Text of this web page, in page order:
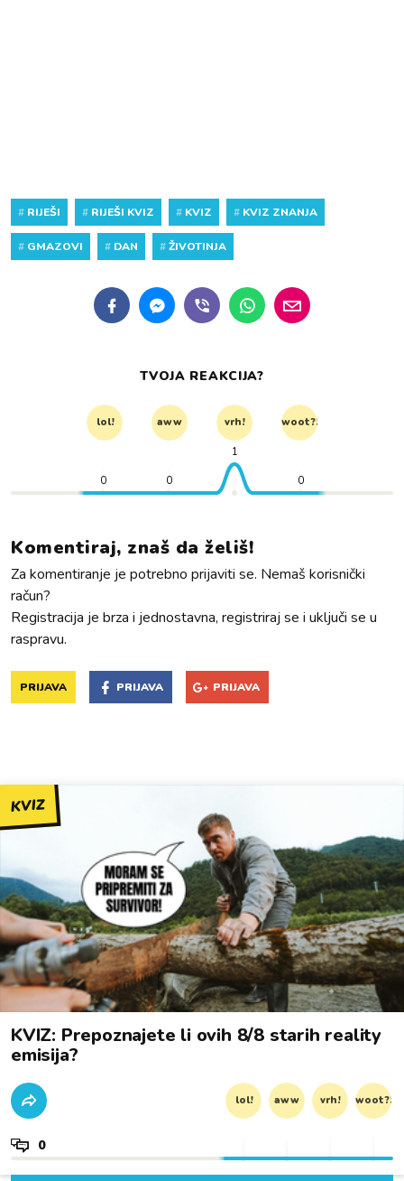
# RIJEŠI # RIJEŠI KVIZ # KVIZ # KVIZ ZNANJA
# GMAZOVI # DAN #ŽIVOTINJA
TVOJA REAKCIJA?
lol! aww vrh! woot?!
0 0
1
0
Komentiraj, znaš da želiš!
Za komentiranje je potrebno prijaviti se. Nemaš korisnički
račun?
Registracija je brza i jednostavna, registriraj se i uključi se u
raspravu.
PRIJAVA PRIJAVA PRIJAVA
KVIZ
KVIZ: Prepoznajete li ovih 8/8 starih reality
emisija?
lol! aww vrh! woot?!
0